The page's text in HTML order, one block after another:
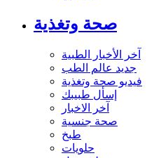
صحة وتغذية
آخر الأخبار الطبية
جديد عالم الطب
فيديو صحة وتغذية
إسأل طبيبك
آخر الاخبار
صحة جنسية
طبخ
حلويات